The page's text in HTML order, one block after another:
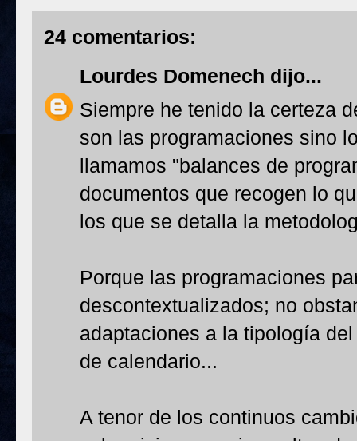
24 comentarios:
Lourdes Domenech dijo...
Siempre he tenido la certeza
son las programaciones sino
llamamos "balances de
documentos que recogen lo
los que se detalla la
Porque las programaciones
descontextualizados; no
adaptaciones a la tipología
de calendario...
A tenor de los continuos